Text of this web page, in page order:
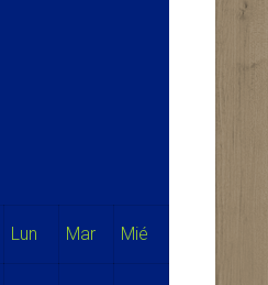
Lun Mar Mié